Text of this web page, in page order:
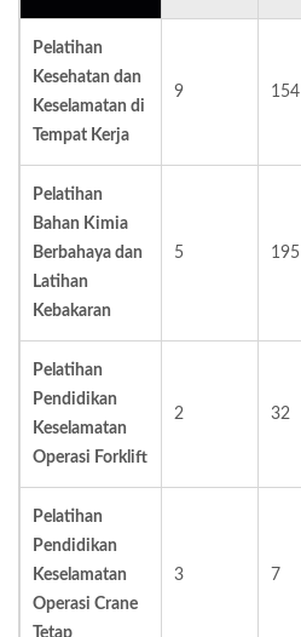
Pelatihan
Kesehatan dan
Keselamatan di
Tempat Kerja
9 154
Pelatihan
Bahan Kimia
Berbahaya dan
Latihan
Kebakaran
5 195
Pelatihan
Pendidikan
Keselamatan
Operasi Forklift
2 32
Pelatihan
Pendidikan
Keselamatan
Operasi Crane
3 7